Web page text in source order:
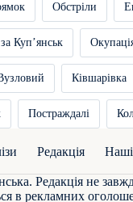
Обстріли
Купʼянськ
Ківшарівка
Постраждалі
Редакція
Редакція не
в рекламних